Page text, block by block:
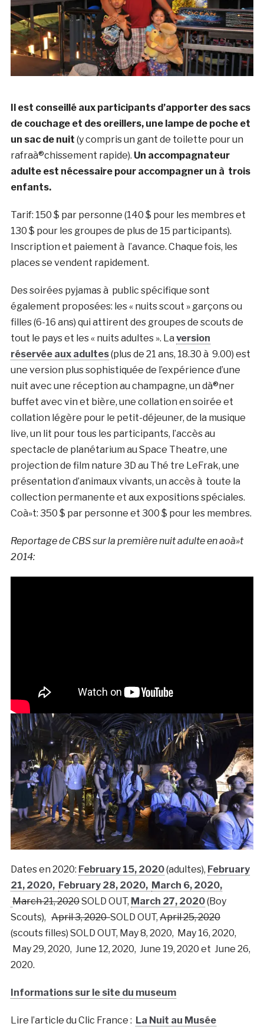
Il est conseillé aux participants d’apporter des sacs
de couchage et des oreillers, une lampe de poche et
un sac de nuit (y compris un gant de toilette pour un
rafraà®chissement rapide). Un accompagnateur
adulte est nécessaire pour accompagner un à trois
enfants.
Tarif: 150 $ par personne (140 $ pour les membres et
130 $ pour les groupes de plus de 15 participants).
Inscription et paiement à l’avance. Chaque fois, les
places se vendent rapidement.
Des soirées pyjamas à public spécifique sont
également proposées: les « nuits scout » garçons ou
filles (6-16 ans) qui attirent des groupes de scouts de
tout le pays et les « nuits adultes ». La version
réservée aux adultes(plus de 21 ans, 18.30 à 9.00) est
une version plus sophistiquée de l’expérience d’une
nuit avec une réception au champagne, un dà®ner
buffet avec vin et bière, une collation en soirée et
collation légère pour le petit-déjeuner, de la musique
live, un lit pour tous les participants, l’accès au
spectacle de planétarium au Space Theatre, une
projection de film nature 3D au Thé tre LeFrak, une
présentation d’animaux vivants, un accès à toute la
collection permanente et aux expositions spéciales.
Coà»t: 350 $ par personne et 300 $ pour les membres.
Reportage de CBS sur la première nuit adulte en aoà»t
2014:
Dates en 2020: February 15, 2020(adultes), February
21, 2020, February 28, 2020, March 6, 2020,
March 21, 2020SOLD OUT, March 27, 2020(Boy
Scouts), April 3, 2020SOLD OUT, April 25, 2020
(scouts filles) SOLD OUT, May 8, 2020, May 16, 2020,
May 29, 2020, June 12, 2020, June 19, 2020 et June 26,
2020.
Informations sur le site du museum
Lire l’article du Clic France : La Nuit au Musée